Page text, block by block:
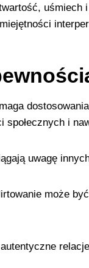
społecznych i
uwagę
może